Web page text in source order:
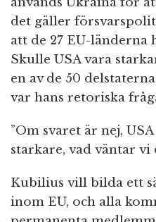
det gäller
att de 27 EU-länderna
Skulle USA vara
en av de 50
var hans retoriska
”Om svaret är nej,
starkare, vad väntar vi
Kubilius vill bilda ett
inom EU, och alla